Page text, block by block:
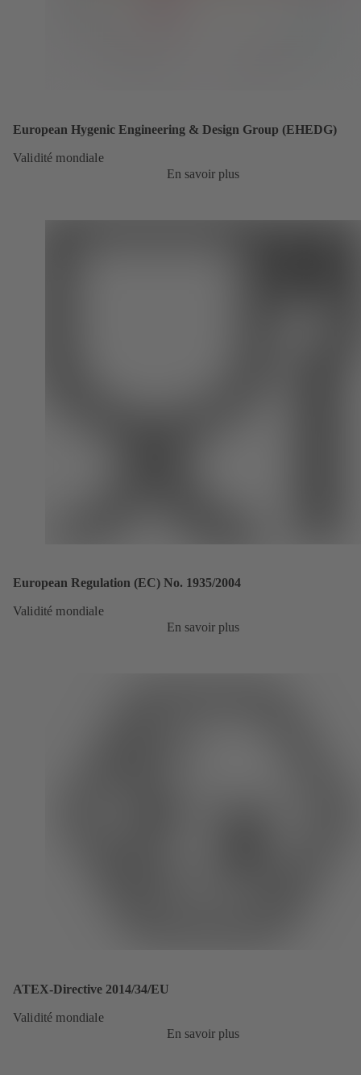
European Hygenic Engineering & Design Group (EHEDG)
Validité mondiale
En savoir plus
European Regulation (EC) No. 1935/2004
Validité mondiale
En savoir plus
ATEX-Directive 2014/34/EU
Validité mondiale
En savoir plus